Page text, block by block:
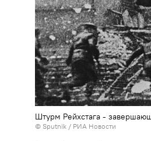
Штурм Рейхстага -
© Sputnik / РИА Новости